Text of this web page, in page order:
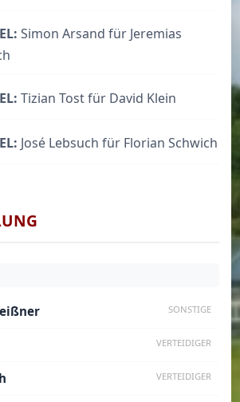
Simon Arsand für Jeremias
Tizian Tost für David Klein
José Lebsuch für Florian Schwich
SONSTIGE
VERTEIDIGER
VERTEIDIGER